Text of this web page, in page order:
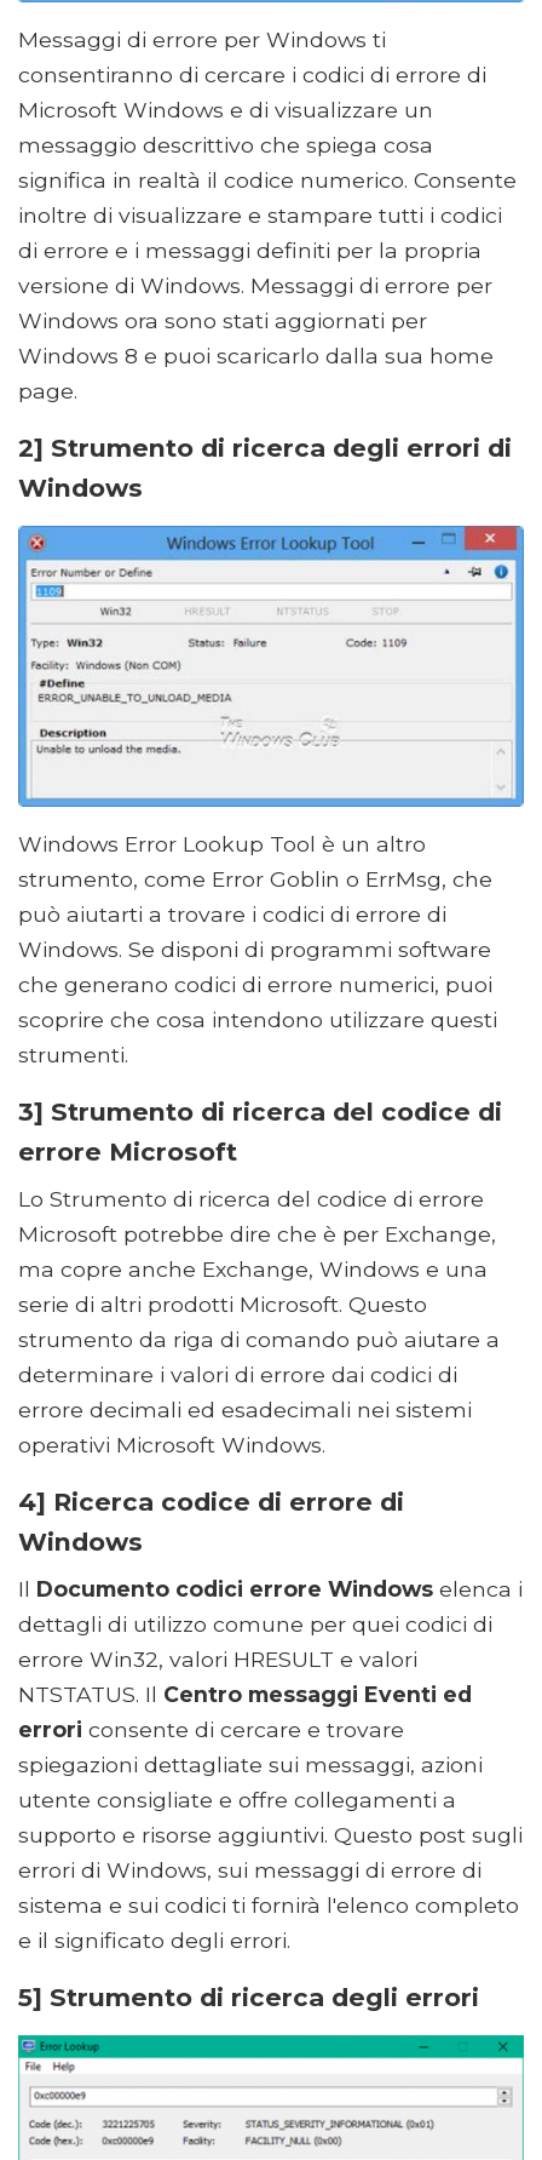
Messaggi di errore per Windows ti
consentiranno di cercare i codici di errore di
Microsoft Windows e di visualizzare un
messaggio descrittivo che spiega cosa
significa in realtà il codice numerico. Consente
inoltre di visualizzare e stampare tutti i codici
di errore e i messaggi definiti per la propria
versione di Windows. Messaggi di errore per
Windows ora sono stati aggiornati per
Windows 8 e puoi scaricarlo dalla sua home
page.
2] Strumento di ricerca degli errori di
Windows
Windows Error Lookup Tool è un altro
strumento, come Error Goblin o ErrMsg, che
può aiutarti a trovare i codici di errore di
Windows. Se disponi di programmi software
che generano codici di errore numerici, puoi
scoprire che cosa intendono utilizzare questi
strumenti.
3] Strumento di ricerca del codice di
errore Microsoft
Lo Strumento di ricerca del codice di errore
Microsoft potrebbe dire che è per Exchange,
ma copre anche Exchange, Windows e una
serie di altri prodotti Microsoft. Questo
strumento da riga di comando può aiutare a
determinare i valori di errore dai codici di
errore decimali ed esadecimali nei sistemi
operativi Microsoft Windows.
4] Ricerca codice di errore di
Windows
Il Documento codici errore Windows elenca i
dettagli di utilizzo comune per quei codici di
errore Win32, valori HRESULT e valori
NTSTATUS. Il Centro messaggi Eventi ed
errori consente di cercare e trovare
spiegazioni dettagliate sui messaggi, azioni
utente consigliate e offre collegamenti a
supporto e risorse aggiuntivi. Questo post sugli
errori di Windows, sui messaggi di errore di
sistema e sui codici ti fornirà l'elenco completo
e il significato degli errori.
5] Strumento di ricerca degli errori